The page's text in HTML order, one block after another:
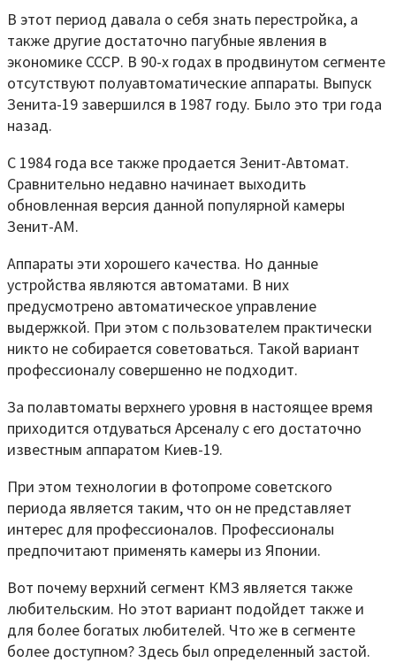
В этот период давала о себя знать перестройка, а
также другие достаточно пагубные явления в
экономике СССР. В 90-х годах в продвинутом сегменте
отсутствуют полуавтоматические аппараты. Выпуск
Зенита-19 завершился в 1987 году. Было это три года
назад.
С 1984 года все также продается Зенит-Автомат.
Сравнительно недавно начинает выходить
обновленная версия данной популярной камеры
Зенит-АМ.
Аппараты эти хорошего качества. Но данные
устройства являются автоматами. В них
предусмотрено автоматическое управление
выдержкой. При этом с пользователем практически
никто не собирается советоваться. Такой вариант
профессионалу совершенно не подходит.
За полавтоматы верхнего уровня в настоящее время
приходится отдуваться Арсеналу с его достаточно
известным аппаратом Киев-19.
При этом технологии в фотопроме советского
периода является таким, что он не представляет
интерес для профессионалов. Профессионалы
предпочитают применять камеры из Японии.
Вот почему верхний сегмент КМЗ является также
любительским. Но этот вариант подойдет также и
для более богатых любителей. Что же в сегменте
более доступном? Здесь был определенный застой.